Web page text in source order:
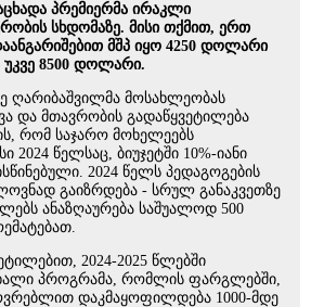
პრემიერმა ირაკლი
სხდომაზე. მისი თქმით, ერთ
მშპ იყო 4250 დოლარი
უკვე 8500 დოლარი.
ღარიბაშვილმა მოსახლეობას
და მთავრობის გადაწყვეტილება
რომ საჯარო მოხელეებს
2024 წელსაც, ბიუჯეტში 10%-იანი
2024 წელს პედაგოგების
გაიზრდება - სრულ განაკვეთზე
ანაზღაურება საშუალოდ 500
2024-2025 წლებში
პროგრამა, რომლის ფარგლებში,
დაკმაყოფილდება 1000-მდე